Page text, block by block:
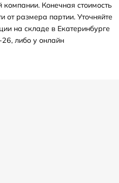
Конечная стоимость
от размера партии. Уточняйте
на складе в Екатеринбурге
либо у онлайн